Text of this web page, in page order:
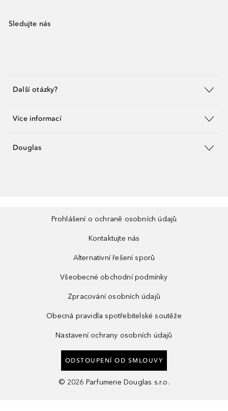
Sledujte nás
Další otázky?
Více informací
Douglas
Prohlášení o ochraně osobních údajů
Kontaktujte nás
Alternativní řešení sporů
Všeobecné obchodní podmínky
Zpracování osobních údajů
Obecná pravidla spotřebitelské soutěže
Nastavení ochrany osobních údajů
ODSTOUPENÍ OD SMLOUVY
© 2026 Parfumerie Douglas s.r.o.